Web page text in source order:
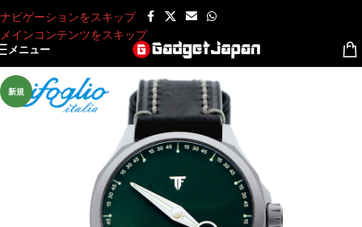
ナビゲーションをスキップ
メインコンテンツをスキップ
メニュー
新規